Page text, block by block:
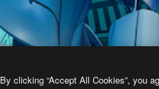
By clicking “Accept All Cookies”, you